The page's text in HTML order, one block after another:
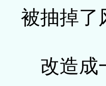
被抽掉了
改造成